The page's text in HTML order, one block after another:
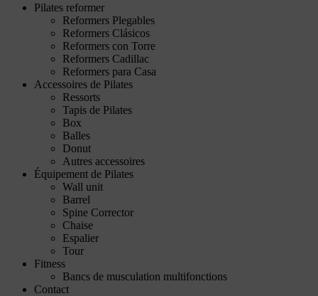
Pilates reformer
Reformers Plegables
Reformers Clásicos
Reformers con Torre
Reformers Cadillac
Reformers para Casa
Accessoires de Pilates
Ressorts
Tapis de Pilates
Box
Balles
Donut
Autres accessoires
Équipement de Pilates
Wall unit
Barrel
Spine Corrector
Chaise
Espalier
Tour
Fitness
Bancs de musculation multifonctions
Contact